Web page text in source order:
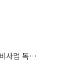
"완성된 인프라에 몰린다"⋯청약 시장 '정비사업 독주' 42배 격차